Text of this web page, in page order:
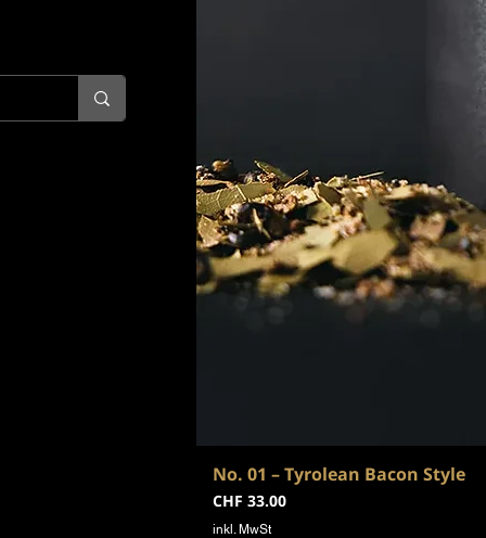
No. 01 – Tyrolean Bacon Style
Preis
CHF 33.00
inkl. MwSt